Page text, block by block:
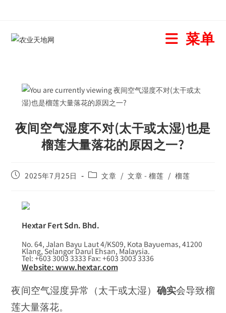
菜单
夜间空气湿度不对(太干或太湿)也是
榴莲大量落花的原因之一?
2025年7月25日 文章 / 文章 - 榴莲 / 榴莲
Hextar Fert Sdn. Bhd.
No. 64, Jalan Bayu Laut 4/KS09, Kota Bayuemas, 41200
Klang, Selangor Darul Ehsan, Malaysia.
Tel: +603 3003 3333 Fax: +603 3003 3336
Website: www.hextar.com
夜间空气湿度异常（太干或太湿） 确实会导致榴
莲大量落花。